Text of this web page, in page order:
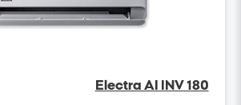
Electra AI INV 180